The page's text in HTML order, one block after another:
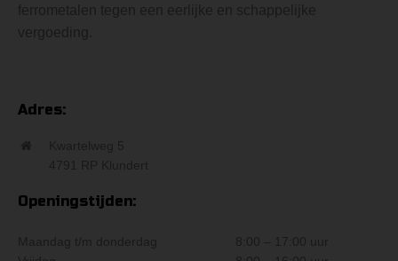
Adres:
Openingstijden: